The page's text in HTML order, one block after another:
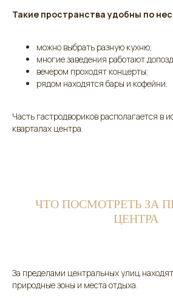
Такие пространства удобны по
можно выбрать разную кухню;
многие заведения работают
вечером проходят концерты;
рядом находятся бары и кофейни.
Часть гастродвориков располагается в
кварталах центра.
ЧТО ПОСМОТРЕТЬ ЗА
ЦЕНТРА
За пределами центральных улиц
природные зоны и места отдыха.